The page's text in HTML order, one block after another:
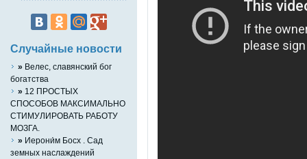
Случайные новости
» Велес, славянский бог
богатства
» 12 ПРОСТЫХ
СПОСОБОВ МАКСИМАЛЬНО
СТИМУЛИРОВАТЬ РАБОТУ
МОЗГА.
» Иерони́м Босх . Сад
земных наслаждений